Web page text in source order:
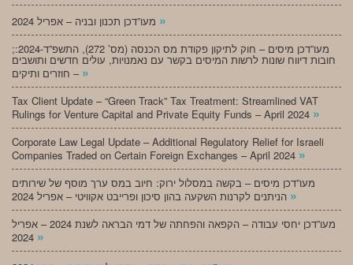
»
;מעו”דכן מיסים – חוק לתיקון פקודת מס הכנסה (מס’ 272), התשפ”ד-2024:
חובות דיווח שונות לרשות המיסים בקשר עם נאמנויות, עולים חדשים ותושבים
חוזרים ותיקים – »
Tax Client Update – “Green Track” Tax Treatment: Streamlined VAT
Rulings for Venture Capital and Private Equity Funds – April 2024 »
Corporate Law Legal Update – Additional Regulatory Relief for Israeli
Companies Traded on Certain Foreign Exchanges – April 2024 »
מעו”דכן מיסים – בקשה במסלול ירוק: חיוב במס ערך מוסף של שירותים
»
מעו”דכן יחסי עבודה – הקפאה והפחתה של דמי הבראה לשנת 2024 – אפריל
»